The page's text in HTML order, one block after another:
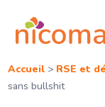
Accueil> RSE et
sans bullshit